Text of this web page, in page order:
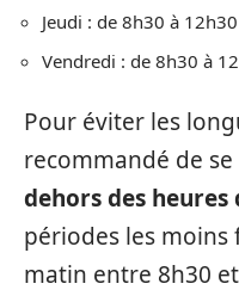
Jeudi : de 8h30 à
Vendredi : de 8h30 à
Pour éviter les
recommandé de se
dehors des heures
périodes les
matin entre 8h30